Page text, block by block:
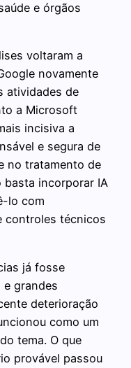
e órgãos
voltaram a
novamente
atividades de
a Microsoft
incisiva a
e segura de
no tratamento de
basta incorporar IA
lo com
controles técnicos
já fosse
grandes
deterioração
como um
tema. O que
provável passou